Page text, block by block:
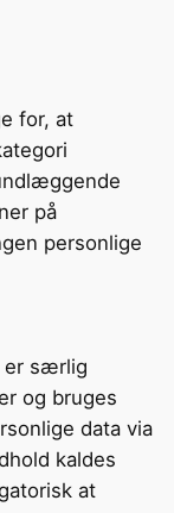
for, at
på
personlige
er særlig
og bruges
data via
kaldes
at